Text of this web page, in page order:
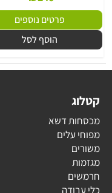
פרטים נוספים
הוסף לסל
קטלוג
מכסחות דשא
מפוחי עלים
משורים
מגזמות
חרמשים
כלי עבודה